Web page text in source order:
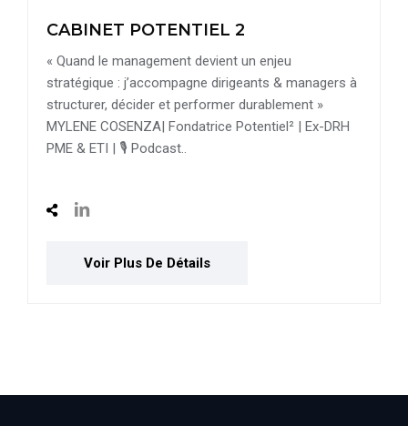
CABINET POTENTIEL 2
« Quand le management devient un enjeu
stratégique : j’accompagne dirigeants & managers à
structurer, décider et performer durablement »
MYLENE COSENZA| Fondatrice Potentiel² | Ex-DRH
PME & ETI | 🎙️ Podcast..
Voir Plus De Détails